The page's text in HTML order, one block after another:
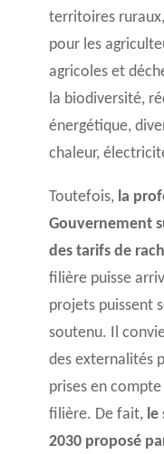
territoires
pour les
agricoles et
la biodiversité,
énergétique,
chaleur,
Toutefois, la
Gouvernement
des tarifs de
filière puisse
projets puissent
soutenu. Il
des externalités
prises en
filière. De fait, le
2030 proposé